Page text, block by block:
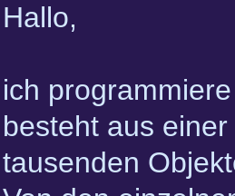
Hallo,
ich
besteht aus
tausenden